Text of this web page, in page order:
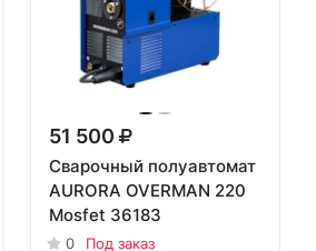
51 500
Сварочный полуавтомат
AURORA OVERMAN 220
Mosfet 36183
0
Под заказ